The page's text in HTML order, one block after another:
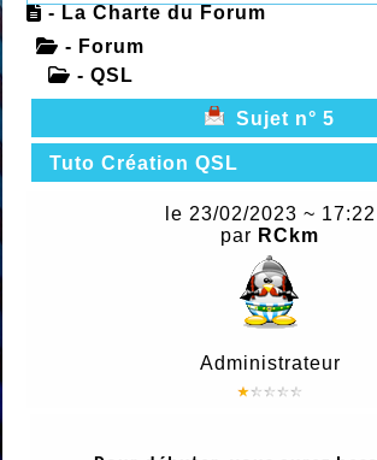
- La Charte du Forum
- Forum
- QSL
Sujet n° 5
Tuto Création QSL
le 23/02/2023 ~ 17:22
par RCkm
Administrateur